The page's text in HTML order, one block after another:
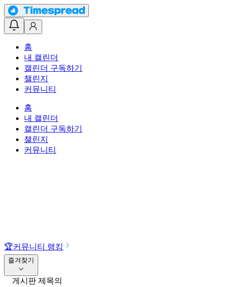
홈
내 캘린더
캘린더 구독하기
챌린지
커뮤니티
홈
내 캘린더
캘린더 구독하기
챌린지
커뮤니티
🏆커뮤니티 랭킹
즐겨찾기
게시판 제목의